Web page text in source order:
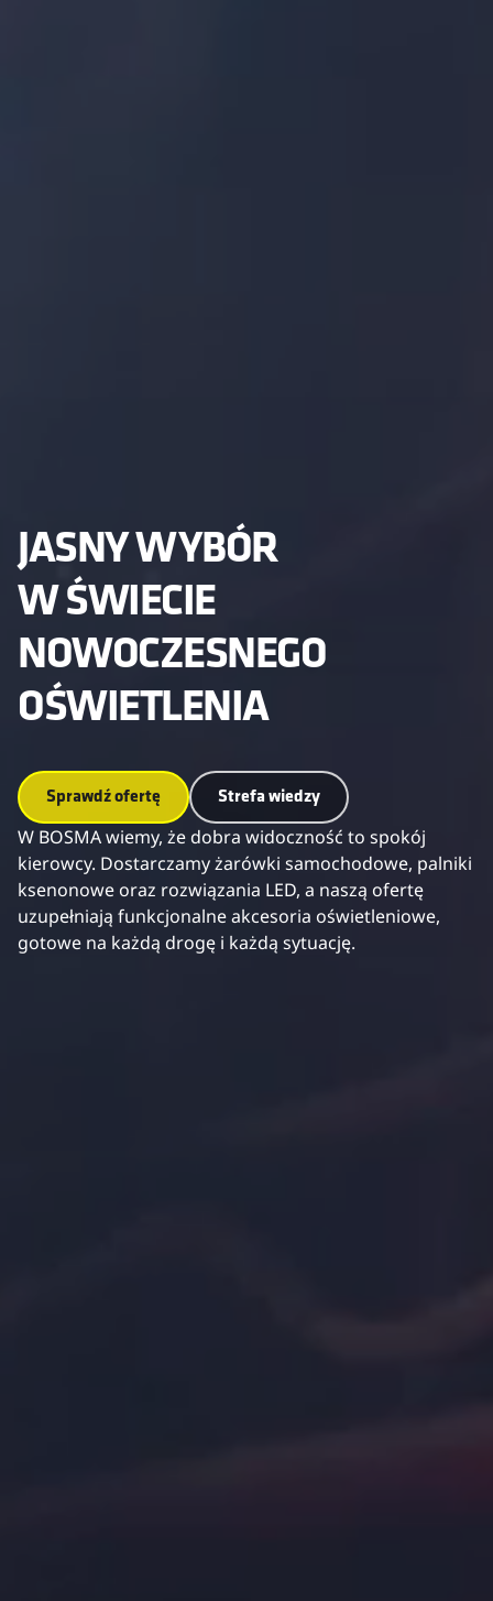
JASNY WYBÓR
W ŚWIECIE
NOWOCZESNEGO
OŚWIETLENIA
Sprawdź ofertę Strefa wiedzy
W BOSMA wiemy, że dobra widoczność to spokój
kierowcy. Dostarczamy żarówki samochodowe, palniki
ksenonowe oraz rozwiązania LED, a naszą ofertę
uzupełniają funkcjonalne akcesoria oświetleniowe,
gotowe na każdą drogę i każdą sytuację.